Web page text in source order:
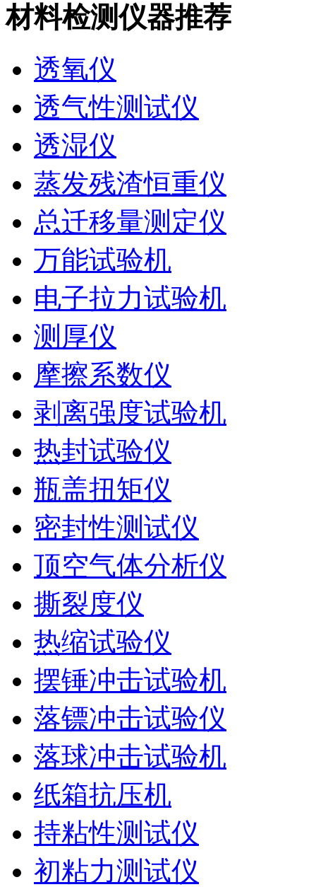
材料检测仪器推荐
透氧仪
透气性测试仪
透湿仪
蒸发残渣恒重仪
总迁移量测定仪
万能试验机
电子拉力试验机
测厚仪
摩擦系数仪
剥离强度试验机
热封试验仪
瓶盖扭矩仪
密封性测试仪
顶空气体分析仪
撕裂度仪
热缩试验仪
摆锤冲击试验机
落镖冲击试验仪
落球冲击试验机
纸箱抗压机
持粘性测试仪
初粘力测试仪